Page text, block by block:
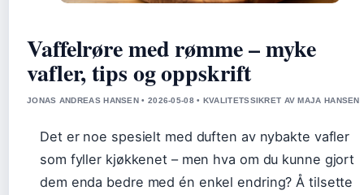
Vaffelrøre med rømme – myke
vafler, tips og oppskrift
JONAS ANDREAS HANSEN • 2026-05-08 • KVALITETSSIKRET AV MAJA HANSEN
Det er noe spesielt med duften av nybakte vafler
som fyller kjøkkenet – men hva om du kunne gjort
dem enda bedre med én enkel endring? Å tilsette